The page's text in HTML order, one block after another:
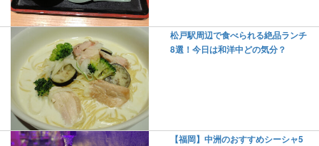
松戸駅周辺で食べられる絶品ランチ
8選！今日は和洋中どの気分？
【福岡】中洲のおすすめシーシャ5